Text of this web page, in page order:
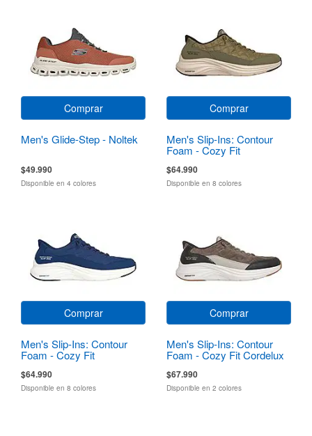
Comprar
Men's Glide-Step - Noltek
$49.990
Disponible en 4 colores
Comprar
Men's Slip-Ins: Contour
Foam - Cozy Fit
$64.990
Disponible en 8 colores
Comprar
Men's Slip-Ins: Contour
Foam - Cozy Fit
$64.990
Disponible en 8 colores
Comprar
Men's Slip-Ins: Contour
Foam - Cozy Fit Cordelux
$67.990
Disponible en 2 colores